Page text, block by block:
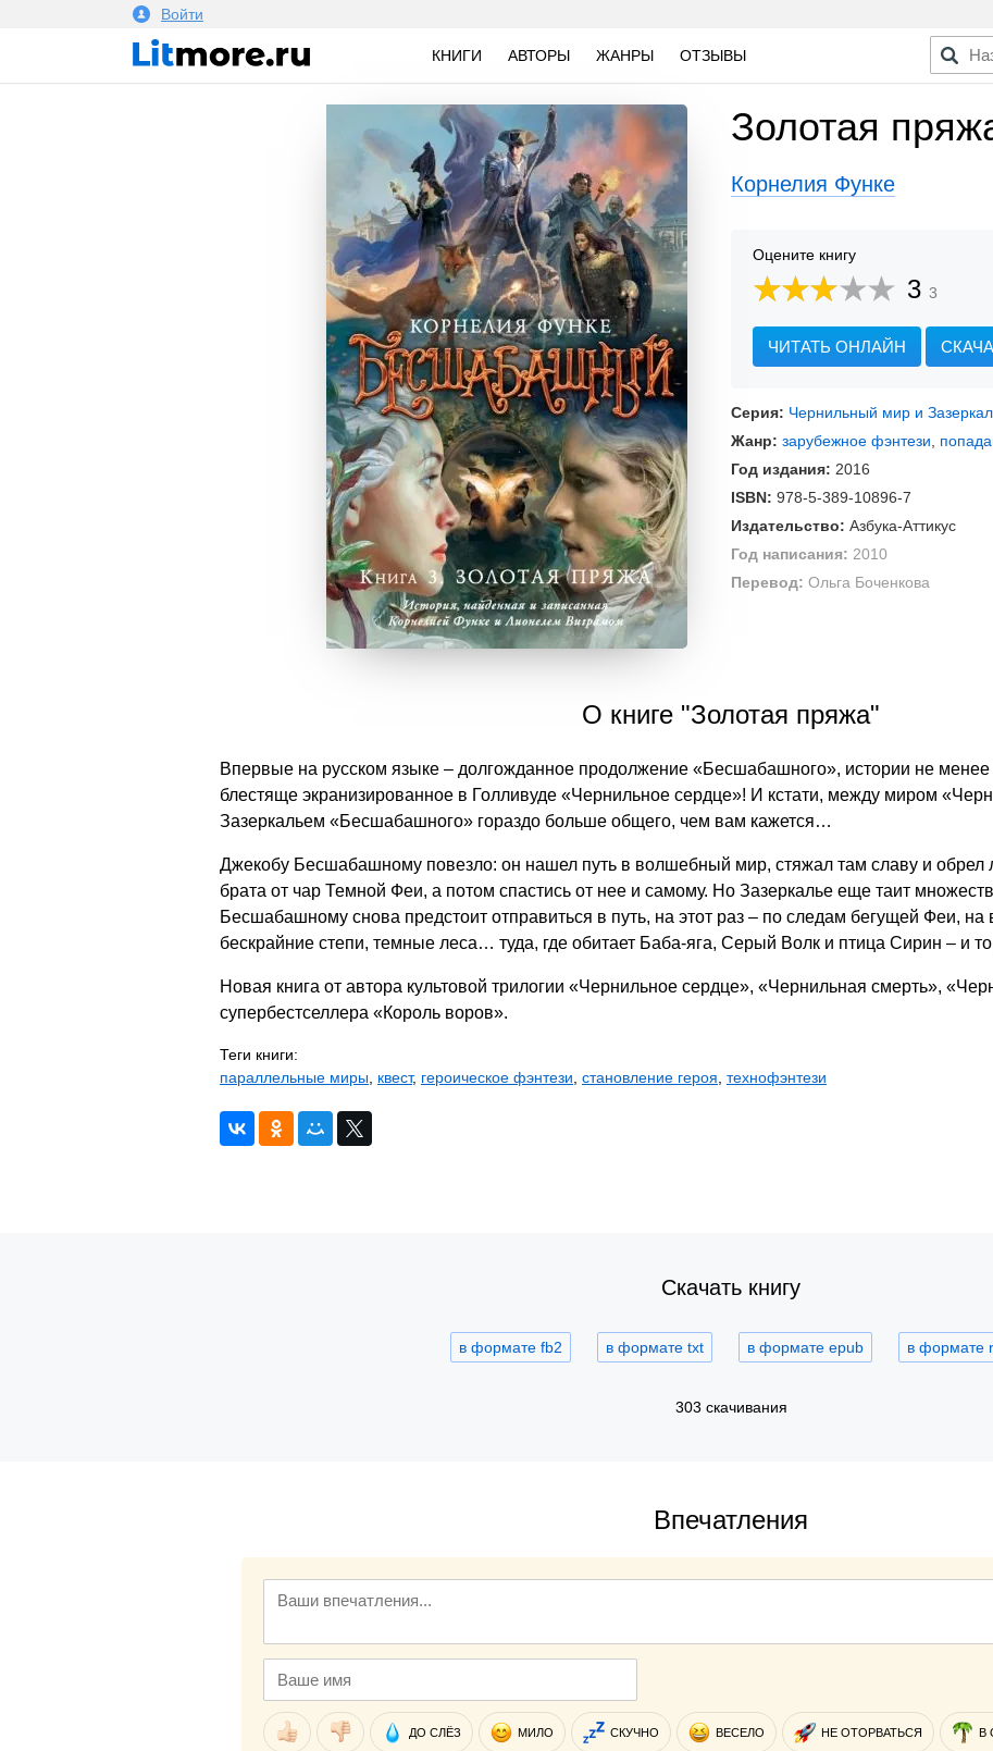
Войти
КНИГИ АВТОРЫ ЖАНРЫ ОТЗЫВЫ
Золотая
Корнелия Функе
Оцените книгу
3 3
ЧИТАТЬ ОНЛАЙН
Серия: Чернильный мир и
Жанр: зарубежное фэнтези
Год издания: 2016
ISBN: 978-5-389-10896-7
Издательство: Азбука-Аттикус
Год написания: 2010
Перевод: Ольга Боченкова
О книге "Золотая пряжа"
Впервые на русском языке – долгожданное продолжение «Бесшабашного», истории не
блестяще экранизированное в Голливуде «Чернильное сердце»! И кстати, между миром
Зазеркальем «Бесшабашного» гораздо больше общего, чем вам кажется…
Джекобу Бесшабашному повезло: он нашел путь в волшебный мир, стяжал там славу и обрел
брата от чар Темной Феи, а потом спастись от нее и самому. Но Зазеркалье еще таит
Бесшабашному снова предстоит отправиться в путь, на этот раз – по следам бегущей Феи, на
бескрайние степи, темные леса… туда, где обитает Баба-яга, Серый Волк и птица Сирин – и
Новая книга от автора культовой трилогии «Чернильное сердце», «Чернильная смерть»,
супербестселлера «Король воров».
Теги книги:
параллельные миры квест, героическое фэнтези становление героя технофэнтези
Скачать книгу
в формате fb2 в формате txt в формате epub в формате
303 скачивания
Впечатления
ДО СЛЁЗ МИЛО СКУЧНО ВЕСЕЛО НЕ ОТОРВАТЬСЯ В